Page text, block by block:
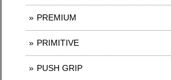
PREMIUM
PRIMITIVE
PUSH GRIP